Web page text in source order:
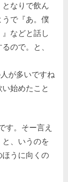
なりで飲ん
で『あ。僕
などと話し
ので。と、
が多いですね
い始めたこと
す。そー言え
、いうのを
うに向くの